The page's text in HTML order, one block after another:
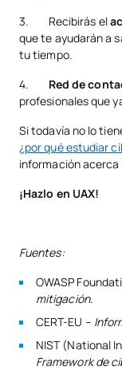
3. Recibirás el
que te ayudarán a
tu tiempo.
4. Red de
profesionales que
Si todavía no lo
¿por qué estudiar
información
¡Hazlo en UAX!
Fuentes:
OWASP
mitigación.
CERT-EU –
NIST (National
Framework de